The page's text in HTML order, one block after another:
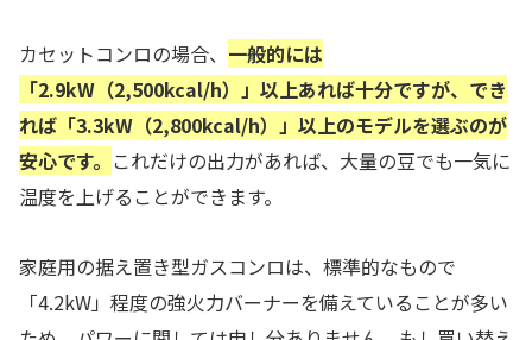
カセットコンロの場合、 一般的には
「2.9kW（2,500kcal/h）」以上あれば十分ですが、でき
れば「3.3kW（2,800kcal/h）」以上のモデルを選ぶのが
安心です。 これだけの出力があれば、大量の豆でも一気に
温度を上げることができます。
家庭用の据え置き型ガスコンロは、標準的なもので
「4.2kW」程度の強火力バーナーを備えていることが多い